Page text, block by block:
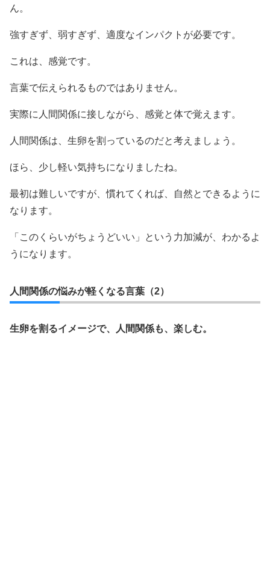
ん。
強すぎず、弱すぎず、適度なインパクトが必要です。
これは、感覚です。
言葉で伝えられるものではありません。
実際に人間関係に接しながら、感覚と体で覚えます。
人間関係は、生卵を割っているのだと考えましょう。
ほら、少し軽い気持ちになりましたね。
最初は難しいですが、慣れてくれば、自然とできるように
なります。
「このくらいがちょうどいい」という力加減が、わかるよ
うになります。
人間関係の悩みが軽くなる言葉（2）
生卵を割るイメージで、人間関係も、楽しむ。